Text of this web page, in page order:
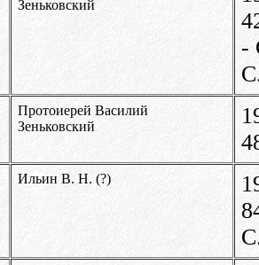
Зеньковский
-
Протоиерей Василий
Зеньковский
Ильин В. Н. (?)